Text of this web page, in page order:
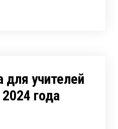
учителей
года